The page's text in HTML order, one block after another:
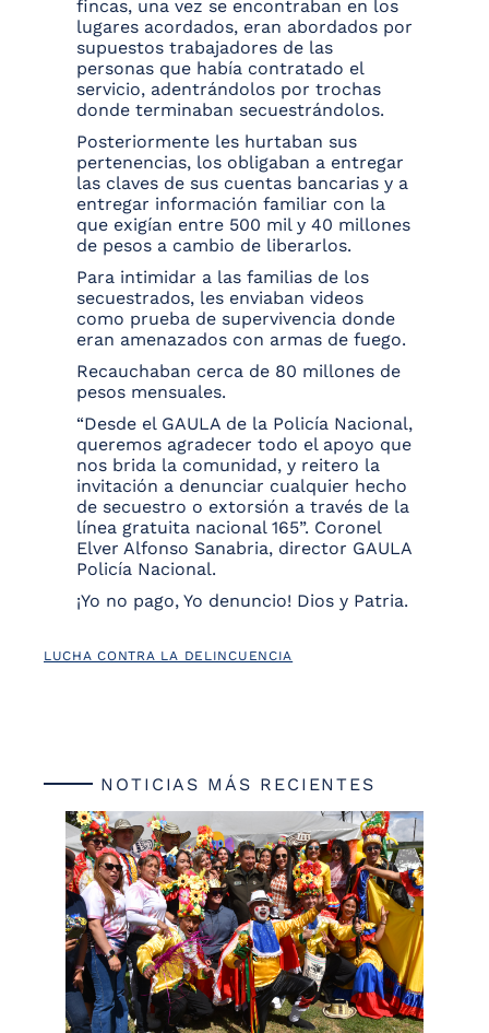
fincas, una vez se encontraban en los
lugares acordados, eran abordados por
supuestos trabajadores de las
personas que había contratado el
servicio, adentrándolos por trochas
donde terminaban secuestrándolos.
Posteriormente les hurtaban sus
pertenencias, los obligaban a entregar
las claves de sus cuentas bancarias y a
entregar información familiar con la
que exigían entre 500 mil y 40 millones
de pesos a cambio de liberarlos.
Para intimidar a las familias de los
secuestrados, les enviaban videos
como prueba de supervivencia donde
eran amenazados con armas de fuego.
Recauchaban cerca de 80 millones de
pesos mensuales.
“Desde el GAULA de la Policía Nacional,
queremos agradecer todo el apoyo que
nos brida la comunidad, y reitero la
invitación a denunciar cualquier hecho
de secuestro o extorsión a través de la
línea gratuita nacional 165”. Coronel
Elver Alfonso Sanabria, director GAULA
Policía Nacional.
¡Yo no pago, Yo denuncio! Dios y Patria.
LUCHA CONTRA LA DELINCUENCIA
NOTICIAS MÁS RECIENTES